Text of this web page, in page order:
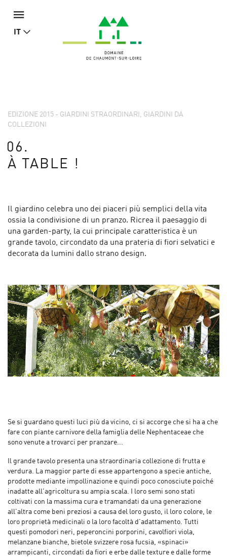
IT
EDIZIONE 2015 - GIARDINI STRAORDINARI, GIARDINI DA
COLLEZIONI
06.
À TABLE !
Il giardino celebra uno dei piaceri più semplici della vita
ossia la condivisione di un pranzo. Ricrea il paesaggio di
una garden-party, la cui principale caratteristica è un
grande tavolo, circondato da una prateria di fiori selvatici e
decorata da lumini dallo strano design.
Se si guardano questi luci più da vicino, ci si accorge che si ha a che
fare con piante carnivore della famiglia delle Nephentaceae che
sono venute a trovarci per pranzare...
Il grande tavolo presenta una straordinaria collezione di frutta e
verdura. La maggior parte di esse appartengono a specie antiche,
prodotte mediante impollinazione e quindi poco conosciute poiché
inadatte all'agricoltura su ampia scala. I loro semi sono stati
coltivati con la massima cura e tramandati da una generazione
all'altra come beni preziosi a causa del loro gusto, il loro colore, le
loro proprietà medicinali o la loro facoltà d'adattamento. Tutti
questi pomodori neri, peperoncini porporini, cavolfiori viola,
melanzane bianche, bietole svizzere rosa fucsia, «spinaci»
arrampicanti, circondati da fiori e erbe dalle texture e dalle forme